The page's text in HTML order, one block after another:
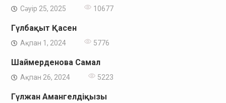
Сәуір 25, 2025 10677
Гүлбақыт Қасен
Ақпан 1, 2024 5776
Шаймерденова Самал
Ақпан 26, 2024 5223
Гүлжан Амангелдіқызы